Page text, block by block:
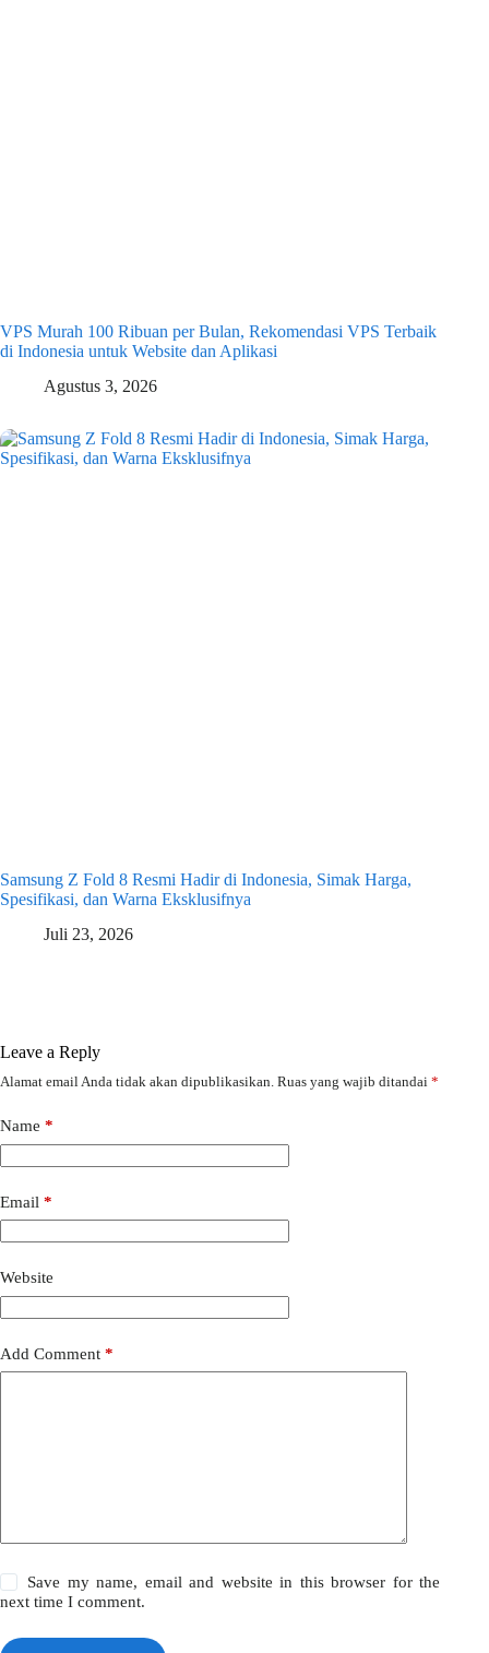
VPS Murah 100 Ribuan per Bulan, Rekomendasi VPS Terbaik
di Indonesia untuk Website dan Aplikasi
Agustus 3, 2026
Samsung Z Fold 8 Resmi Hadir di Indonesia, Simak Harga,
Spesifikasi, dan Warna Eksklusifnya
Juli 23, 2026
Leave a Reply
Alamat email Anda tidak akan dipublikasikan. Ruas yang wajib ditandai *
Name *
Email *
Website
Add Comment *
Save my name, email and website in this browser for the
next time I comment.